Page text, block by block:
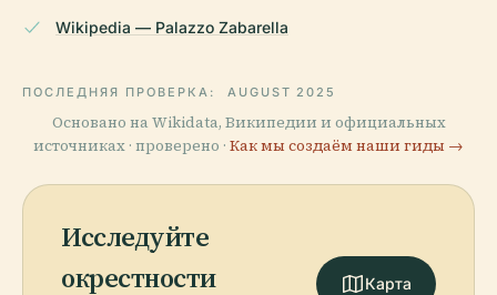
Wikipedia — Palazzo Zabarella
ПОСЛЕДНЯЯ ПРОВЕРКА: AUGUST 2025
Основано на Wikidata, Википедии и официальных
источниках · проверено · Как мы создаём наши гиды →
Исследуйте
окрестности
Карта